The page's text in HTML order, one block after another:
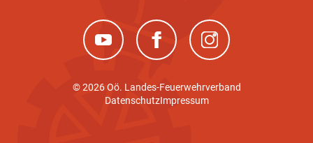
(neues Fenster)(neues Fenster)(neues Fenster)
© 2026 Oö. Landes-Feuerwehrverband
DatenschutzImpressum